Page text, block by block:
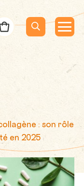
Menu
Menu
Bon de commande
: son rôle
en 2025